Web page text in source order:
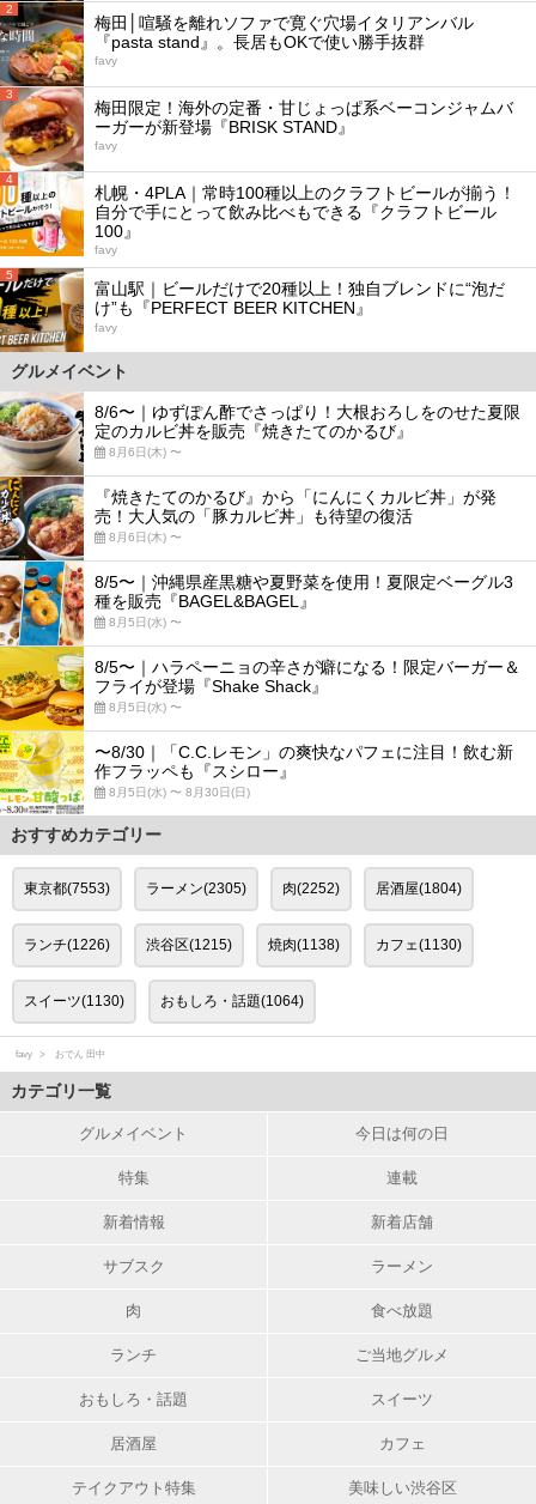
2
梅田│喧騒を離れソファで寛ぐ穴場イタリアンバル
『pasta stand』。長居もOKで使い勝手抜群
favy
3
梅田限定！海外の定番・甘じょっぱ系ベーコンジャムバ
ーガーが新登場『BRISK STAND』
favy
4
札幌・4PLA｜常時100種以上のクラフトビールが揃う！
自分で手にとって飲み比べもできる『クラフトビール
100』
favy
5
富山駅｜ビールだけで20種以上！独自ブレンドに“泡だ
け”も『PERFECT BEER KITCHEN』
favy
グルメイベント
8/6〜｜ゆずぽん酢でさっぱり！大根おろしをのせた夏限
定のカルビ丼を販売『焼きたてのかるび』
8月6日(木) 〜
『焼きたてのかるび』から「にんにくカルビ丼」が発
売！大人気の「豚カルビ丼」も待望の復活
8月6日(木) 〜
8/5〜｜沖縄県産黒糖や夏野菜を使用！夏限定ベーグル3
種を販売『BAGEL&BAGEL』
8月5日(水) 〜
8/5〜｜ハラペーニョの辛さが癖になる！限定バーガー＆
フライが登場『Shake Shack』
8月5日(水) 〜
〜8/30｜「C.C.レモン」の爽快なパフェに注目！飲む新
作フラッペも『スシロー』
8月5日(水) 〜 8月30日(日)
おすすめカテゴリー
東京都(7553) ラーメン(2305) 肉(2252) 居酒屋(1804)
ランチ(1226) 渋谷区(1215) 焼肉(1138) カフェ(1130)
スイーツ(1130) おもしろ・話題(1064)
favy おでん 田中
カテゴリ一覧
グルメイベント 今日は何の日
特集 連載
新着情報 新着店舗
サブスク ラーメン
肉 食べ放題
ランチ ご当地グルメ
おもしろ・話題 スイーツ
居酒屋 カフェ
テイクアウト特集 美味しい渋谷区